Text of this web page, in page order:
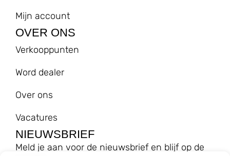
Mijn account
OVER ONS
Verkooppunten
Word dealer
Over ons
Vacatures
NIEUWSBRIEF
Meld je aan voor de nieuwsbrief en blijf op de